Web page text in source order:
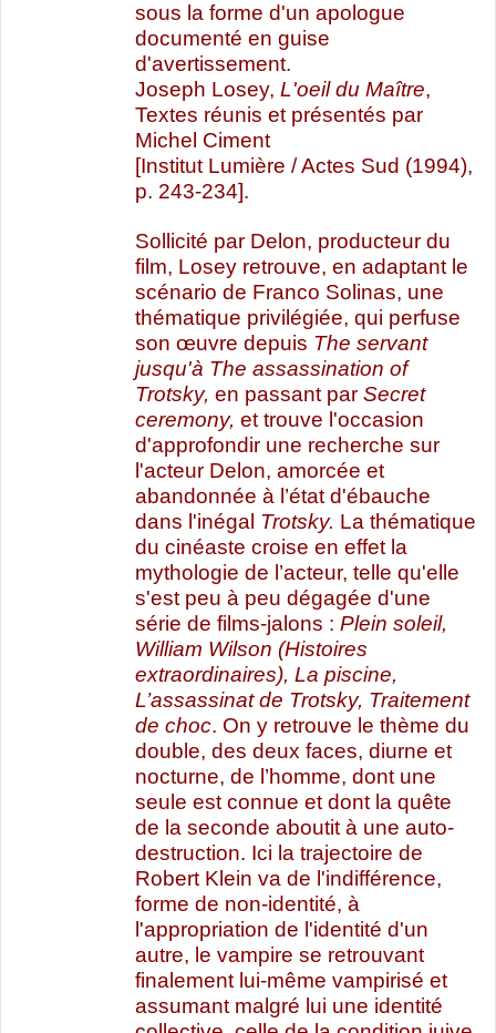
sous la forme d'un apologue
documenté en guise
d'avertissement.
Joseph Losey,L'oeil du Maître,
Textes réunis et présentés par
Michel Ciment
[Institut Lumière / Actes Sud (1994),
p. 243-234].
Sollicité par Delon, producteur du
film, Losey retrouve, en adaptant le
scénario de Franco Solinas, une
thématique privilégiée, qui perfuse
son œuvre depuis The servant
jusqu'à The assassination of
Trotsky, en passant parSecret
ceremony, et trouve l'occasion
d'approfondir une recherche sur
l'acteur Delon, amorcée et
abandonnée à l’état d'ébauche
dans l'inégal Trotsky. La thématique
du cinéaste croise en effet la
mythologie de l’acteur, telle qu'elle
s'est peu à peu dégagée d'une
série de films-jalons : Plein soleil,
William Wilson (Histoires
extraordinaires), La piscine,
L’assassinat de Trotsky, Traitement
de choc. On y retrouve le thème du
double, des deux faces, diurne et
nocturne, de l’homme, dont une
seule est connue et dont la quête
de la seconde aboutit à une auto-
destruction. Ici la trajectoire de
Robert Klein va de l'indifférence,
forme de non-identité, à
l'appropriation de l'identité d'un
autre, le vampire se retrouvant
finalement lui-même vampirisé et
assumant malgré lui une identité